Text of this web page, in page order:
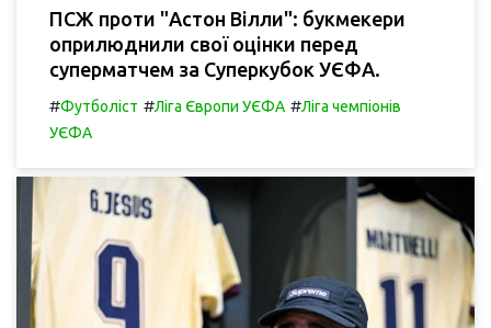
ПСЖ проти "Астон Вілли": букмекери
оприлюднили свої оцінки перед
суперматчем за Суперкубок УЄФА.
#Футболіст #Ліга Європи УЄФА #Ліга чемпіонів
УЄФА